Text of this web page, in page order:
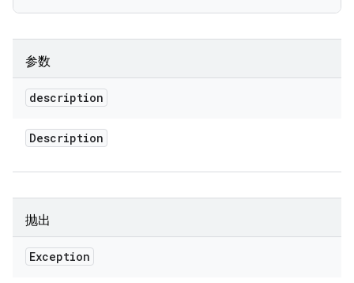
参数
description
Description
抛出
Exception